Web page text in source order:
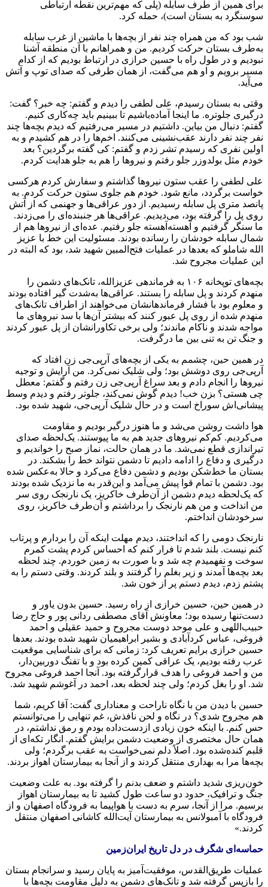
برای همین از طرف سابله (پلی که مهم‌ترین نقطه ارتباطی
سوسنگرد به بستان است)، حمله کرد.
شب بود که من همراه چند نفر از بچه‌ها با ماشین از غرب سابله
به‌طرف بستان حرکت کردیم. من و همراهانم با آن منطقه آشنا
نبودیم و در طول راه با حسین خرازی در ارتباط بودیم که از کدام
مسیر برویم و او هم می‌گفت، از همان طرفی که صدای توپ و آتش
می‌آید.
وقتی به بستان رسیدم، علی لطفی را دیدم و گفتم: چه خبر؟ گفت:
درگیری جلوتره. ما اینجا آماده‌باشیم تا ببینیم باید چه‌کاری کنیم.
گفتم: دنبال من بیاین. داشتیم در مسیر می‌رفتیم که دیدم بچه‌ها چند
نفر چند نفر دارند عقب‌نشینی می‌کنند. اخم‌ها را در هم کشیدم و به
اولین نفری که رسیدم تشر زدم و گفتم: کی گفته برگردین؟ بعد
خودم مثل بولدوزر جلو رفتم و نیروها را هم به جلو هدایت کردم.
علی لطفی را عقب ستون نیروها گذاشتم و سفارش کردم هرکسی
خواست برگردد، مانع شود. خودم هم جلوی ستون حرکت کردم. به
پانصد متری پل سابله رسیدیم. از دور عراقی‌ها و جهنمی که از آتش
روی پل را گرفته بود، می‌دیدیم. عراقی‌ها هر جنبنده‌ای را می‌زدند.
ما سنگر گرفتیم و آهسته‌آهسته جلو رفتیم. عده‌ای از نیروها هم از
شمال سابله خودشان را رسانده بودند. مسئولیت این خط با عزیز
الله شاملو که بعدها در عملیات فتح‌المبین شهید شد، بود که البته در
این عملیات مجروح شد.
بچه‌های توپخانه ۱۰۶ به فرماندهی عزیزالله، تانک‌های دشمن را
منهدم کردند و پل سابله را بستند. عراقی‌ها به‌شدت گیر افتاده بودند
و معلوم بود با فشار فرماندهانشان می‌خواهند از اطراف تانک‌های
منهدم شده از روی پل عبور کنند که بیشتر آن‌ها با سد نیروهای ما
مواجه شدند و ناکام ماندند؛ ولی برخی تکاورانشان از پل عبور کردند
و جنگ تن به تنی بین ما درگرفت.
در همین حین، چشمم به یکی از بچه‌های آرپی‌جی زن افتاد که
آرپی‌جی روی دوشش بود؛ ولی شلیک نمی‌کرد. من آرایش و توجیه
نیروها را انجام دادم و بعد سراغ آرپی‌جی زن رفتم و گفتم: معطل
چی هستی؟ بزن خب! دیدم گوش نمی‌کند، جلوتر رفتم و دیدم وسط
پیشانی‌اش سوراخ است و در حال شلیک آرپی‌جی، شهید شده بود.
هوا داشت روشن می‌شد و ما هنوز درگیر بودیم و مقاومت
می‌کردیم. کم‌کم نیروهای جدید هم به ما پیوستند. یک‌لحظه صدای
تیراندازی قطع نمی‌شد. ما در همان حالت، نماز صبح را خواندیم و
درگیری و دفاع را ادامه دادیم تا دشمن نتواند خط را بشکند. در
بستان ما خط‌شکن بودیم و دشمن دفاع می‌کرد و حالا به‌عکس شده
بود. دشمن با تمام قوا پیش می‌آمد و این‌قدر به ما نزدیک شده بودند
که یک‌لحظه دیدم دشمن از آن‌طرف خاکریز، یک نارنجک روی سر
من انداخت و من هم نارنجک را برداشتم و آن‌طرف خاکریز، روی
سرخودشان انداختم.
نارنجک دومی را که انداختند، دیدم مهلت اینکه آن را بردارم و پرتاب
کنم نیست. بلند شدم تا فرار کنم که احساس کردم پشت کمرم
سوخت و نفهمیدم چه شد و با صورت به زمین خوردم. چند لحظه
بعد بچه‌ها آمدند و زیر بغلم را گرفتند و بلند کردند. وقتی دستم را به
پشتم زدم، دیدم دستم پر از خون شد.
در همین حین، حسین خرازی از راه رسید. حسین بدون یاور و
دست‌تنها رسیده بود؛ معاونش آقای مصطفی ردانی پور و حاج رضا
حبیب‌اللهی و علی موحد دوست مجروح و حمید عقیلی و احمد
فروغی، عباس کردآبادی و بشیر ابراهیمیان شهید شده بودند. بعدها
حسین خرازی برایم تعریف کرد: زمانی که برای شناسایی موقعیت
عرب رفته بودیم، یک عراقی کمین کرده بود و با تفنگ دوربین‌دار،
من و احمد فروغی را هدف قرارگرفته بود. آنجا احمد فروغی مجروح
شد. او را بغل کردم؛ ولی چند لحظه بعد، احمد در آغوشم شهید شد.
حسین با دیدن من با نگاه ناراحت و معناداری گفت: آقا کریم، شما
هم مجروح شدی؟ در نگاه و لحن نافذش، غم تنهایی را می‌توانستم
حس کنم. با اینکه خون زیادی ازدست‌داده بودم و رمق نداشتم، در
همان حال مختصری از وضعیت دشمن برایش گفتم. انگار تکه‌ای از
قلبم کنده‌شده بود. اصلاً دلم نمی‌خواست به عقب برگردم؛ ولی
بچه‌ها مرا به بهداری منتقل کردند و از آنجا به بیمارستان اهواز بردند.
خون‌ریزی شدید داشتم و ضعف بدنم را گرفته بود. به علت وضعیت
جنگ و ترافیک، حدود دو ساعت طول کشید تا به بیمارستان اهواز
برسیم. مرا از آنجا، سرم به دست با هواپیما به فرودگاه اصفهان و از
فرودگاه با آمبولانس به بیمارستان آیت‌الله کاشانی اصفهان منتقل
کردند.»
حماسه‌ای شگرف در دل تاریخ ایران‌زمین
عملیات طریق‌القدس، موفقیت‌آمیز به پایان رسید و سرانجام بستان
را بازپس گرفته شد و تانک‌های دشمن به دلیل مقاومت بچه‌ها با